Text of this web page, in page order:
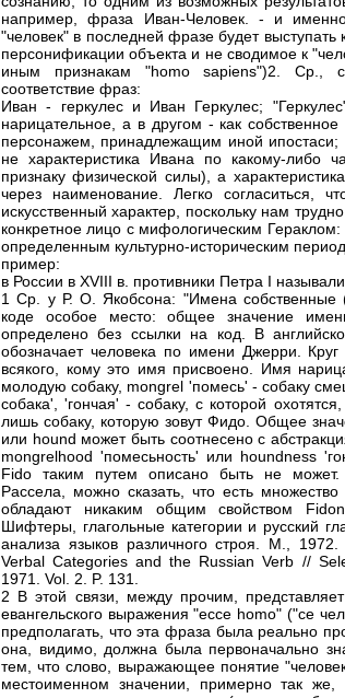
например, фраза Иван-Человек. - и
"человек" в последней фразе будет
персонификации объекта и не сводимое к
иным признакам "homo sapiens")2. Ср., с
соответствие фраз:
Иван - геркулес и Иван Геркулес;
нарицательное, а в другом - как
персонажем, принадлежащим иной
не характеристика Ивана по какому-либо
признаку физической силы), а
через наименование. Легко согласиться,
искусственный характер, поскольку нам
конкретное лицо с мифологическим
определенным культурно-историческим
пример:
в России в XVIII в. противники Петра I
1 Ср. у Р. О. Якобсона: "Имена
коде особое место: общее значение
определено без ссылки на код. В
обозначает человека по имени Джерри.
всякого, кому это имя присвоено. Имя
молодую собаку, mongrel 'помесь' - собаку
собака', 'гончая' - собаку, с которой
лишь собаку, которую зовут Фидо. Общее
или hound может быть соотнесено с
mongrelhood 'помесьность' или houndness
Fido таким путем описано быть не
Рассела, можно сказать, что есть
обладают никаким общим свойством
Шифтеры, глагольные категории и русский
анализа языков различного строя. М.,
Verbal Categories and the Russian Verb //
1971. Vol. 2. P. 131.
2 В этой связи, между прочим,
евангельского выражения "ессе homo" ("се
предполагать, что эта фраза была реально
она, видимо, должна была первоначально
тем, что слово, выражающее понятие
местоименном значении, примерно так же,